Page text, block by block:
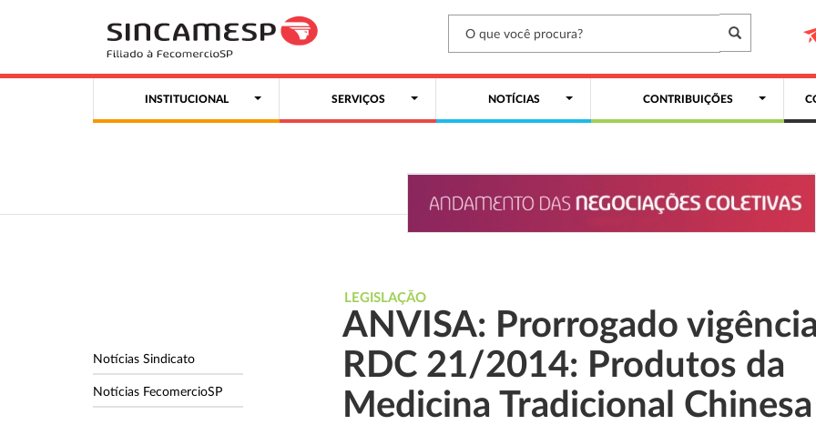
INSTITUCIONAL SERVIÇOS NOTÍCIAS CONTRIBUIÇÕES
Notícias Sindicato
Notícias FecomercioSP
LEGISLAÇÃO
ANVISA: Prorrogado vigência
RDC 21/2014: Produtos da
Medicina Tradicional Chinesa